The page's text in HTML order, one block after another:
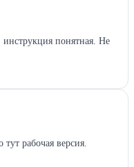
понятная. Не
рабочая версия.